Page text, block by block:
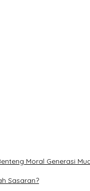
Moral Generasi
Sasaran?